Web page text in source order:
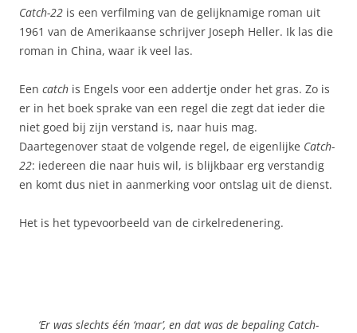
Catch-22 is een verfilming van de gelijknamige roman uit
1961 van de Amerikaanse schrijver Joseph Heller. Ik las die
roman in China, waar ik veel las.
Een catch is Engels voor een addertje onder het gras. Zo is
er in het boek sprake van een regel die zegt dat ieder die
niet goed bij zijn verstand is, naar huis mag.
Daartegenover staat de volgende regel, de eigenlijke Catch-
22: iedereen die naar huis wil, is blijkbaar erg verstandig
en komt dus niet in aanmerking voor ontslag uit de dienst.
Het is het typevoorbeeld van de cirkelredenering.
‘Er was slechts één ‘maar’, en dat was de bepaling Catch-